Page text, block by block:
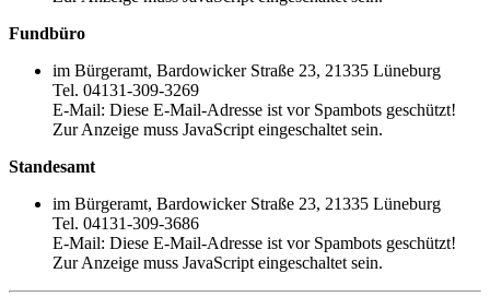
Fundbüro
im Bürgeramt, Bardowicker Straße 23, 21335 Lüneburg
Tel. 04131-309-3269
E-Mail: Diese E-Mail-Adresse ist vor Spambots geschützt!
Zur Anzeige muss JavaScript eingeschaltet sein.
Standesamt
im Bürgeramt, Bardowicker Straße 23, 21335 Lüneburg
Tel. 04131-309-3686
E-Mail: Diese E-Mail-Adresse ist vor Spambots geschützt!
Zur Anzeige muss JavaScript eingeschaltet sein.